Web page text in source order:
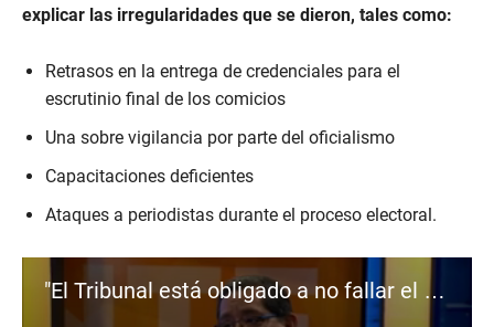
explicar las irregularidades que se dieron, tales como:
Retrasos en la entrega de credenciales para el
escrutinio final de los comicios
Una sobre vigilancia por parte del oficialismo
Capacitaciones deficientes
Ataques a periodistas durante el proceso electoral.
"El Tribunal está obligado a no fallar el domingo": Gabriel Trillos